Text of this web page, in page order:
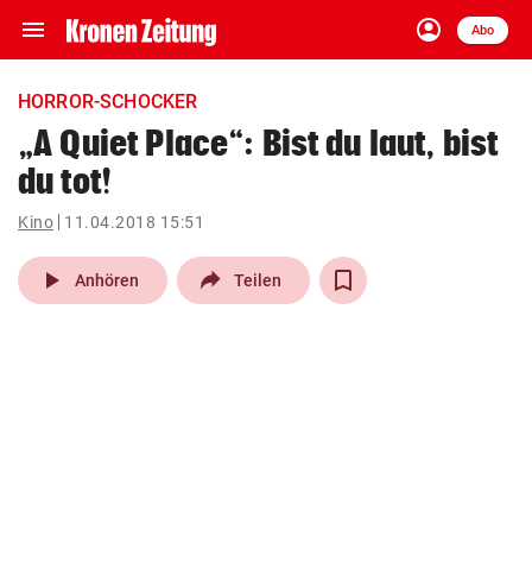
menu Navigation
ein-/ausklappen
account_circle
Anmelden
Abo
close Schließen
account_circle Anmelden
pin_drop
Wien arrow_right
HORROR-SCHOCKER
„A Quiet Place“: Bist du laut, bist
du tot!
Kino 11.04.2018 15:51
play_arrow Anhören Teilen